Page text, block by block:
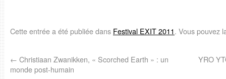
Cette entrée a été publiée dans Festival EXIT 2011. Vous pouvez
← Christiaan Zwanikken, « Scorched Earth » : un
monde post-humain
YRO